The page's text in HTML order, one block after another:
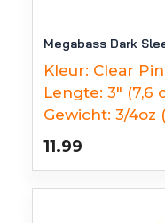
Megabass Dark
Kleur: Clear
Lengte: 3" (7,6
Gewicht: 3/4oz
11.99